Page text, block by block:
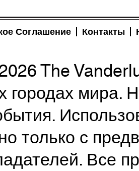
Соглашение Контакты
The
городах
только с
Все